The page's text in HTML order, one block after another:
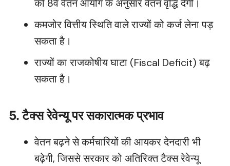
को 8वें वेतन आयोग के अनुसार वेतन वृद्धि देंगी।
कमजोर वित्तीय स्थिति वाले राज्यों को कर्ज लेना पड़
सकता है।
राज्यों का राजकोषीय घाटा (Fiscal Deficit) बढ़
सकता है।
5. टैक्स रेवेन्यू पर सकारात्मक प्रभाव
वेतन बढ़ने से कर्मचारियों की आयकर देनदारी भी
बढ़ेगी, जिससे सरकार को अतिरिक्त टैक्स रेवेन्यू